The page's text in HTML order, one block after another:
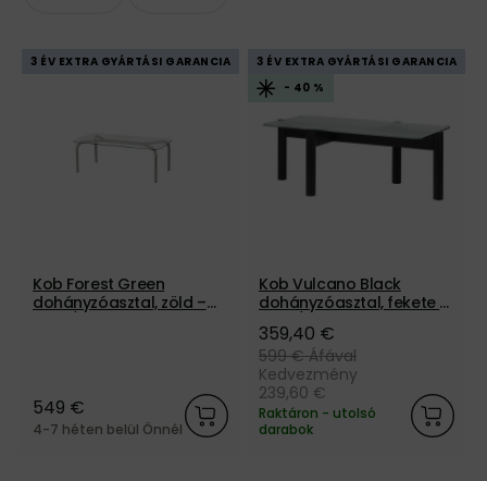
3 ÉV EXTRA GYÁRTÁSI GARANCIA
Kob Forest Green
dohányzóasztal, zöld –
549 €
4-7 héten belül Önnél
3 ÉV EXTRA GYÁRTÁSI GARANCIA
- 40 %
Kob Vulcano Black
dohányzóasztal, fekete –
üveg/bükk
359,40 €
599 €Áfával
Kedvezmény
239,60 €
Raktáron - utolsó
darabok